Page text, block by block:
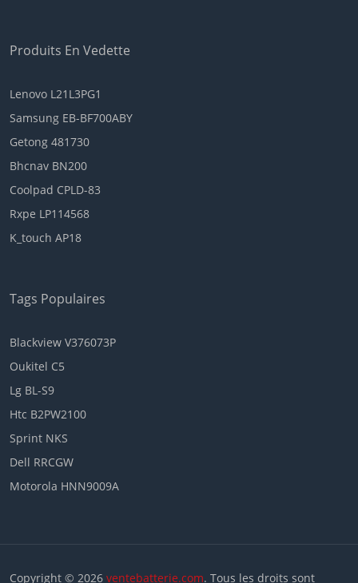
Produits En Vedette
Lenovo L21L3PG1
Samsung EB-BF700ABY
Getong 481730
Bhcnav BN200
Coolpad CPLD-83
Rxpe LP114568
K_touch AP18
Tags Populaires
Blackview V376073P
Oukitel C5
Lg BL-S9
Htc B2PW2100
Sprint NKS
Dell RRCGW
Motorola HNN9009A
Copyright © 2026 ventebatterie.com. Tous les droits sont